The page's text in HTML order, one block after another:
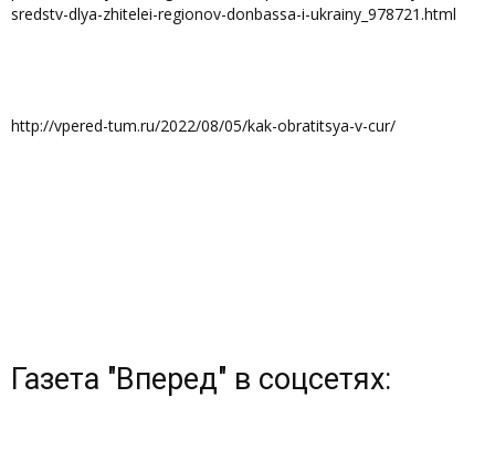
sredstv-dlya-zhitelei-regionov-donbassa-i-ukrainy_978721.html
http://vpered-tum.ru/2022/08/05/kak-obratitsya-v-cur/
Газета "Вперед" в соцсетях: